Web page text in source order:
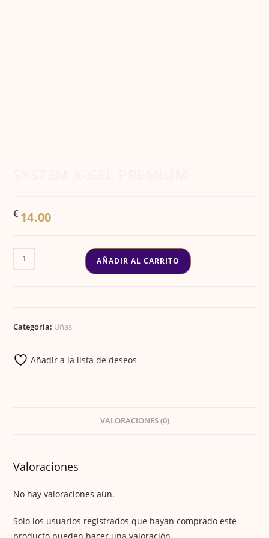
€ 14.00
SYSTEM
X-
AÑADIR AL CARRITO
Categoría: Uñas
Añadir a la lista de deseos
VALORACIONES (0)
Valoraciones
No hay valoraciones aún.
Solo los usuarios registrados que hayan comprado este